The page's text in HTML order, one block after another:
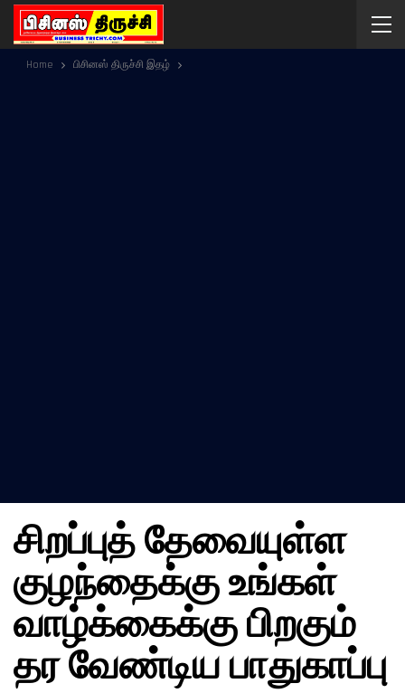
Home பிசினஸ் திருச்சி இதழ்
சிறப்புத் தேவையுள்ள
குழந்தைக்கு உங்கள்
வாழ்க்கைக்கு பிறகும்
தர வேண்டிய பாதுகாப்பு